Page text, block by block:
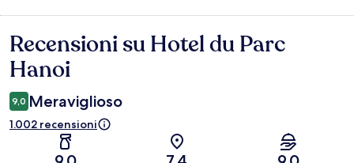
Recensioni
Recensioni su Hotel du Parc
Hanoi
9,0 Meraviglioso
1.002 recensioni